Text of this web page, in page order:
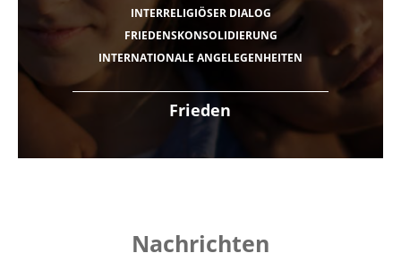
Frieden
INTERRELIGIÖSER DIALOG
FRIEDENSKONSOLIDIERUNG
INTERNATIONALE ANGELEGENHEITEN
Nachrichten